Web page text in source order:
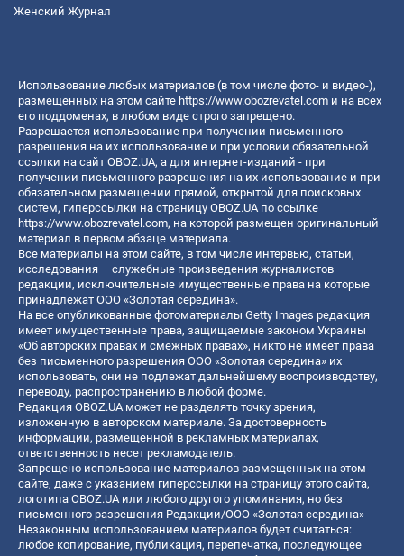
Женский Журнал
Использование любых материалов (в том числе фото- и видео-),
размещенных на этом сайте https://www.obozrevatel.com и на всех
его поддоменах, в любом виде строго запрещено.
Разрешается использование при получении письменного
разрешения на их использование и при условии обязательной
ссылки на сайт OBOZ.UA, а для интернет-изданий - при
получении письменного разрешения на их использование и при
обязательном размещении прямой, открытой для поисковых
систем, гиперссылки на страницу OBOZ.UA по ссылке
https://www.obozrevatel.com, на которой размещен оригинальный
материал в первом абзаце материала.
Все материалы на этом сайте, в том числе интервью, статьи,
исследования – служебные произведения журналистов
редакции, исключительные имущественные права на которые
принадлежат ООО «Золотая середина».
На все опубликованные фотоматериалы Getty Images редакция
имеет имущественные права, защищаемые законом Украины
«Об авторских правах и смежных правах», никто не имеет права
без письменного разрешения ООО «Золотая середина» их
использовать, они не подлежат дальнейшему воспроизводству,
переводу, распространению в любой форме.
Редакция OBOZ.UA может не разделять точку зрения,
изложенную в авторском материале. За достоверность
информации, размещенной в рекламных материалах,
ответственность несет рекламодатель.
Запрещено использование материалов размещенных на этом
сайте, даже с указанием гиперссылки на страницу этого сайта,
логотипа OBOZ.UA или любого другого упоминания, но без
письменного разрешения Редакции/ООО «Золотая середина»
Незаконным использованием материалов будет считаться:
любое копирование, публикация, перепечатка, последующее